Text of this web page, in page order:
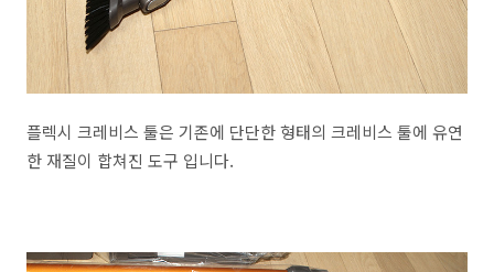
플렉시 크레비스 툴은 기존에 단단한 형태의 크레비스 툴에 유연
한 재질이 합쳐진 도구 입니다.